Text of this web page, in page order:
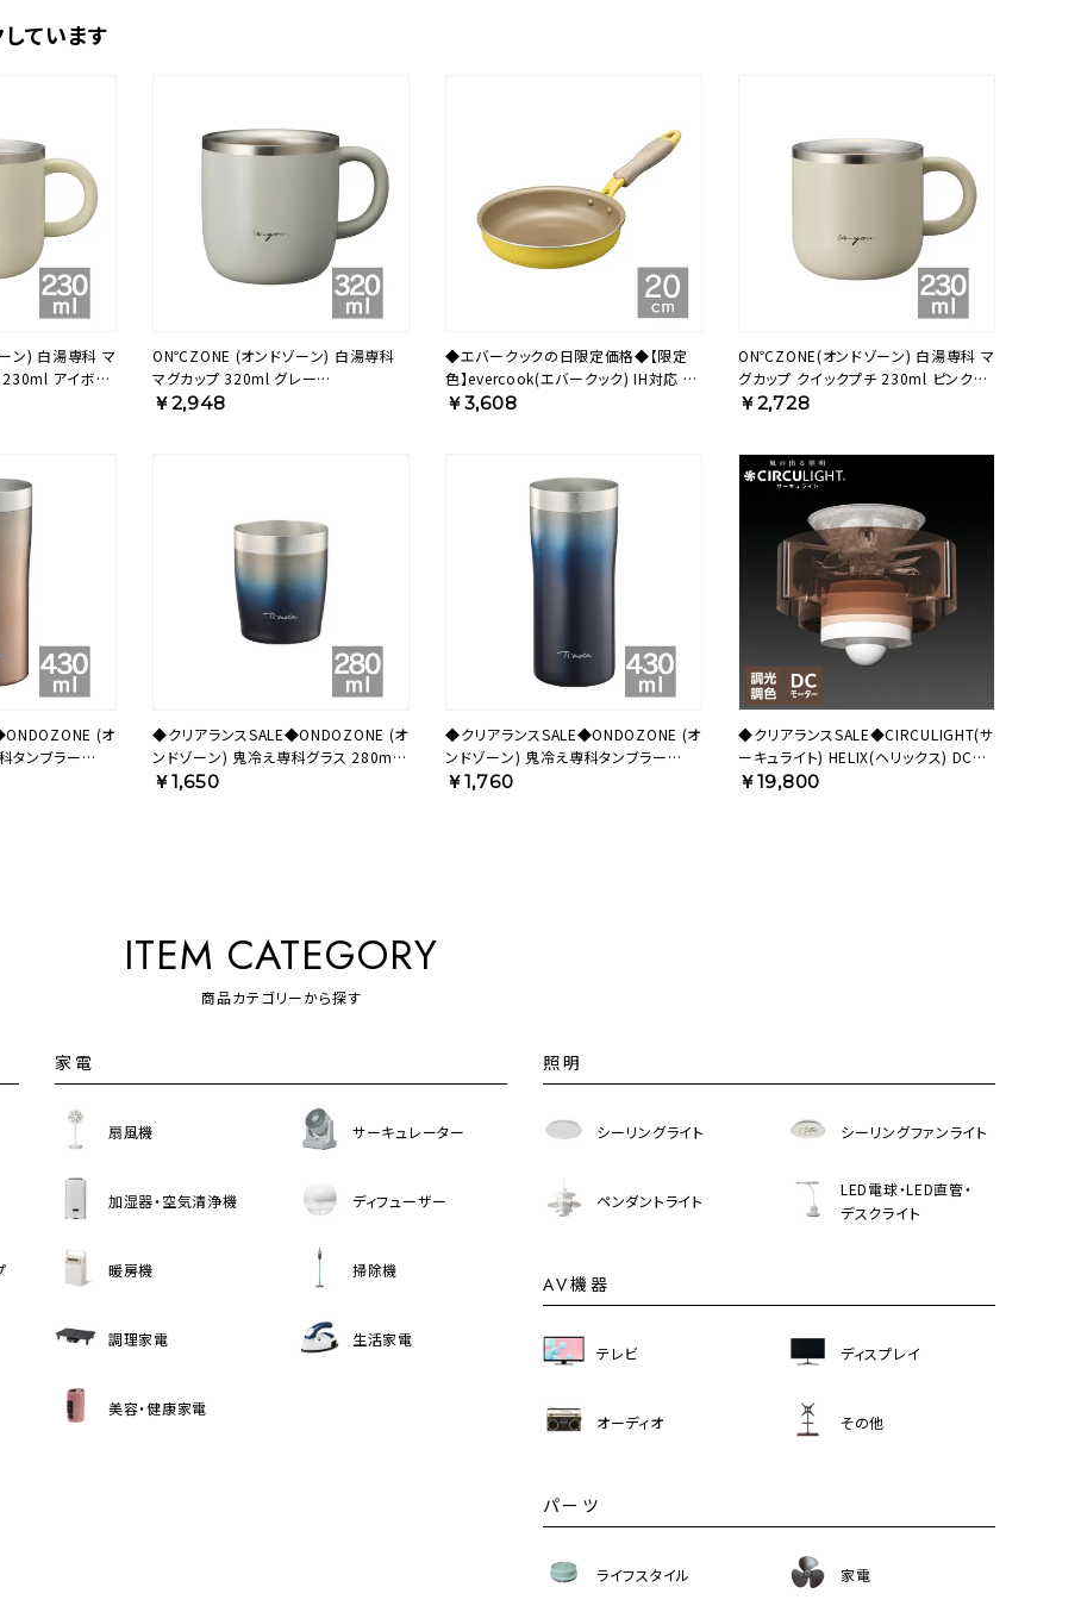
ています
ン) 白湯専科 マ
230ml アイボリ
ON℃ZONE (オンドゾーン) 白湯専科
マグカップ 320ml グレー
OZSM320GY【HO】
￥2,948
◆エバークックの日限定価格◆【限定
色】evercook(エバークック) IH対応 フ
ライパン 20cm メロウイエロー 500日
￥3,608
ON℃ZONE(オンドゾーン) 白湯専科 マ
グカップ クイックプチ 230ml ピンクベ
ージュ OZSM230PB 【HO】
￥2,728
(オ
タンブラー
【HO】
◆クリアランスSALE◆ONDOZONE (オ
ンドゾーン) 鬼冷え専科グラス 280ml
ネイビー OZOH280NV【HO】
￥1,650
◆クリアランスSALE◆ONDOZONE (オ
ンドゾーン) 鬼冷え専科タンブラー
430ml ネイビー OZOH430NV【HO】
￥1,760
◆クリアランスSALE◆CIRCULIGHT(サ
ーキュライト) HELIX(ヘリックス) DCC-
B25LE 【SH】
￥19,800
ITEM CATEGORY
商品カテゴリーから探す
家電
扇風機 サーキュレーター
加湿器・空気清浄機 ディフューザー
暖房機 掃除機
調理家電 生活家電
美容・健康家電
照明
シーリングライト シーリングファンライト
ペンダントライト
LED電球・LED直管・
デスクライト
AV機器
テレビ ディスプレイ
オーディオ その他
パーツ
ライフスタイル 家電